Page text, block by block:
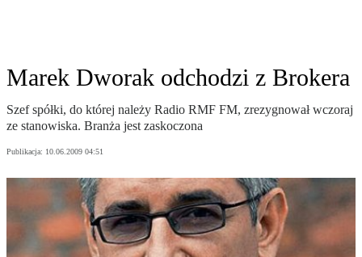
Marek Dworak odchodzi z Brokera
Szef spółki, do której należy Radio RMF FM, zrezygnował wczoraj
ze stanowiska. Branża jest zaskoczona
Publikacja: 10.06.2009 04:51